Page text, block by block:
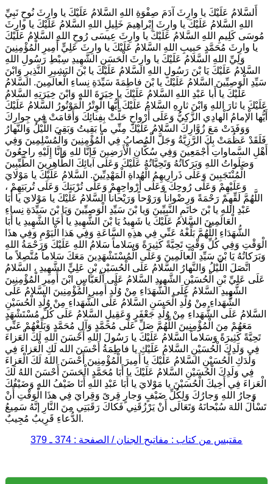
أَلسَّلامُ عَلَيْكَ يا وارِثَ آدَمَ صِفْوَةِ اللهِ السَّلامُ عَلَيْكَ يا وارِثَ نُوحٍ نَبِيِّ
اللهِ السَّلامُ عَلَيْكَ يا وارِثَ إِبْراهِيمَ خَلِيلِ اللهِ السَّلامُ عَلَيْكَ يا وارِثَ
مُوسَى كَلِيمِ اللهِ السَّلامُ عَلَيْكَ يا وارِثَ عِيسَى رُوحِ اللهِ السَّلامُ عَلَيْكَ
يا وارِثَ مُحَمَّدٍ حَبِيبِ اللهِ السَّلامُ عَلَيْكَ يا وارِثَ عَلِيٍّ أَمِيرِ الْمُؤْمِنِينَ
وَلِيِّ اللهِ السَّلامُ عَلَيْكَ يا وارِثَ الْحَسَنِ الشَّهِيدِ سِبْطِ رَسُولِ اللهِ
السَّلامُ عَلَيْكَ يَا بْنَ رَسُولِ اللهِ السَّلامُ عَلَيْكَ يا بْنَ البَشِيرِ النَّذِيرِ وَابْنَ
سَيِّدِ الْوَصِيِّينَ السَّلامُ عَلَيْكَ يا بْنَ فاطِمَةَ سَيِّدَةِ نِساءِ الْعالَمِينَ. السَّلامُ
عَلَيْكَ يا أَبا عَبْدِ اللهِ السَّلامُ عَلَيْكَ يا خِيَرَةَ اللهِ وَابْنَ خِيَرَتِهِ السَّلامُ
عَلَيْكَ يا ثارَ اللهِ وَابْنَ ثارِهِ السَّلامُ عَلَيْكَ أَيُّها الْوِتْرُ الْمَوْتُورُ السَّلامُ عَلَيْكَ
أَيُّها الْإمامُ الْهادِي الزَّكِيُّ وَعَلَى أَرْواحٍ حَلَّتْ بِفِنائِكَ وَأَقامَتْ فِي جِوارِكَ
وَوَفَدَتْ مَعَ زُوَّارِكَ السَّلامُ عَلَيْكَ مِنِّي ما بَقِيتُ وَبَقِيَ اللَّيْلُ وَالنَّهارُ
فَلَقَدْ عَظُمَتْ بِكَ الرَّزِيَّةُ وَجَلَّ الْمُصابُ فِي الْمُؤْمِنِينَ وَالْمُسْلِمِينَ وَفِي
أَهْلِ السَّماواتِ أَجْمَعِينَ وَفِي سُكَّانِ الْأَرَضِينَ فَإنَّا للهِ وَإنَّا إِلَيْهِ راجِعُونَ
وَصَلَواتُ اللهِ وَبَرَكاتُهُ وَتَحِيَّاتُهُ عَلَيْكَ وَعَلَى آبائِكَ الطَّاهِرِينَ الطَّيِّبِينَ
الْمُنْتَجَبِينَ وَعَلَى ذَرارِيهِمُ الْهُداةِ الْمَهْدِيِّينَ. السَّلامُ عَلَيْكَ يا مَوْلايَ
وَعَلَيْهِمْ وَعَلَى رُوحِكَ وَعَلَى أَرْواحِهِمْ وَعَلَى تُرْبَتِكَ وَعَلَى تُربَتِهِمْ ،
اللَّهُمَّ لَقِّهِمْ رَحْمَةً وَرِضْواناً وَرَوْحاً وَرَيْحاناً السَّلامُ عَلَيْكَ يا مَوْلايَ يا أَبَا
عَبْدِ اللهِ يا بْنَ خاتَمِ النَّبِيِّينَ وَيا بْنَ سَيِّدِ الْوَصِيِّينَ وَيَا بْنَ سَيِّدَةِ نِساءِ
الْعَالَمِينَ السَّلامُ عَلَيْكَ يا شَهِيدُ يَا بْنَ الشَّهِيدِ يا أَخَا الشَّهِيدِ يا أَبَا
الشُّهَدَاءِ اللَّهُمَّ بَلِّغْهُ عَنِّي فِي هذِهِ السَّاعَةِ وَفِي هَذا الْيَوْمِ وَفِي هذَا
الْوَقْتِ وَفِي كُلِّ وَقْتٍ تَحِيَّةً كَثِيرَةً وَسَلاماً سَلامُ اللهِ عَلَيْكَ وَرَحْمَةُ اللهِ
وَبَرَكاتُهُ يَا بْنَ سَيِّدِ الْعالَمِينَ وَعَلَى الْمُسْتَشْهَدِينَ مَعَكَ سَلاماً مُتَّصِلاً ما
اتَّصَلَ اللَّيْلُ وَالنَّهارُ السَّلامُ عَلَى الْحُسَيْنِ بْنِ عَلِيٍّ الشَّهِيدِ ، السَّلامُ
عَلَى عَلِيِّ بْنِ الْحُسَيْنِ الشَّهِيدِ السَّلامُ عَلَى الْعَبّاسِ ابْنَ أَمِيرِ الْمُؤْمِنِينَ
الشَّهِيدِ السَّلامُ عَلَى الشُّهَدَاءِ مِنْ وُلْدِ أَمِيرِ الْمُؤْمِنِينَ السَّلامُ عَلَى
الشُّهَداءِ مِنْ وُلْدِ الْحَسَنِ السَّلامُ عَلَى الشُّهَداءِ مِنْ وُلْدِ الْحُسَيْنِ
السَّلامُ عَلَى الشُّهَداءِ مِنْ وُلْدِ جَعْفَرٍ وَعَقِيلٍ السَّلامُ عَلَى كُلِّ مُسْتَشْهَدٍ
مَعَهُمْ مِنَ الْمُؤْمِنِينَ اللَّهُمَّ صَلِّ عَلَى مُحَمَّدٍ وَآلِ مُحَمَّدٍ وَبَلِّغْهُمْ عَنِّي
تَحِيَّةً كَثِيرَةً وَسَلاماً السَّلامُ عَلَيْكَ يا رَسُولَ اللهِ أَحْسَنَ اللهِ لَكَ الْعَزاءَ
فِي وَلَدِكَ الْحُسَيْنِ السَّلامُ عَلَيْكِ يا فاطِمَةُ أَحْسَنَ الله لَكِ الْعَزاءَ فِي
وَلَدَكِ الْحُسَيْنِ السَّلامُ عَلَيْكَ يا أَمِيرَ الْمُؤْمِنِينَ أَحْسَنَ اللهُ لَكَ الْعَزاءَ
فِي وَلَدِكَ الْحُسَيْنِ السَّلامُ عَلَيْكَ يا أَبَا مُحَمَّدٍ الْحَسَنَ أَحْسَنَ اللهُ لَكَ
الْعَزاءَ فِي أَخِيكَ الْحُسَيْنَ يا مَوْلايَ يا أَبَا عَبْدِ اللهِ أَنَا ضَيْفُ اللهِ وَضَيْفُكَ
وَجارُ اللهِ وَجارُكَ وَلِكُلِّ ضَيْفٍ وَجارٍ قِرىً وَقِرايَ فِي هذَا الْوَقْتِ أَنْ
تَسْأَلَ اللهَ سُبْحانَهُ وَتَعَالَى أَنْ يَرْزُقَنِي فَكاكَ رَقَبَتِي مِنَ النَّارِ إنَّهُ سَمِيعُ
الدُّعاءِ قَرِيبٌ مُجِيبٌ.
مقتبس من كتاب : مفاتيح الجنان / الصفحة : 374 ـ 379